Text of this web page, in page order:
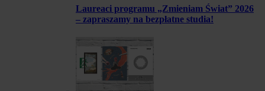
Laureaci programu „Zmieniam Świat” 2026
– zapraszamy na bezpłatne studia!